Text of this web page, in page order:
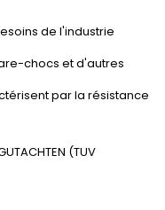
de l'industrie
chocs et d'autres
par la résistance
(TUV